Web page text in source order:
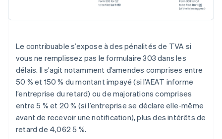
Le contribuable s’expose à des pénalités de TVA si
vous ne remplissez pas le formulaire 303 dans les
délais. Il s’agit notamment d’amendes comprises entre
50 % et 150 % du montant impayé (si l’AEAT informe
l’entreprise du retard) ou de majorations comprises
entre 5 % et 20 % (si l’entreprise se déclare elle-même
avant de recevoir une notification), plus des intérêts de
retard de 4,062 5 %.